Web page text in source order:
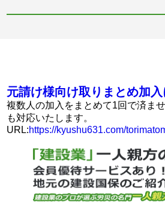
元請け様向け取りまとめ加入
複数人の加入をまとめて1回で済ま
も対応いたします。
URL:https://kyushu631.com/